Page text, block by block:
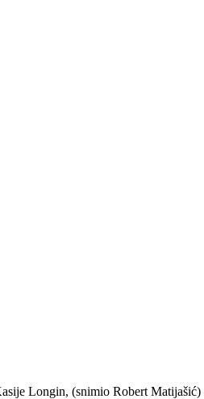
Longin, (snimio Robert Matijašić)